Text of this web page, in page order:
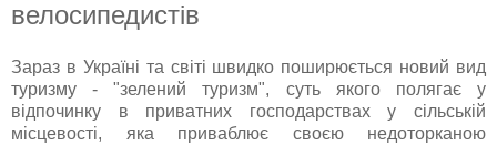
велосипедистів
Зараз в Україні та світі швидко поширюється новий вид
туризму - "зелений туризм", суть якого полягає у
відпочинку в приватних господарствах у сільській
місцевості, яка приваблює своєю недоторканою